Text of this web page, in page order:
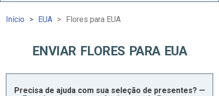
Início EUA Flores para EUA
ENVIAR FLORES PARA EUA
Precisa de ajuda com sua seleção de presentes? —